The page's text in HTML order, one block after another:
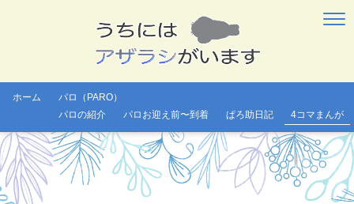
ホーム
パロ（PARO）
パロの紹介
パロお迎え前〜到着 ぱろ助日記 4コマまんが